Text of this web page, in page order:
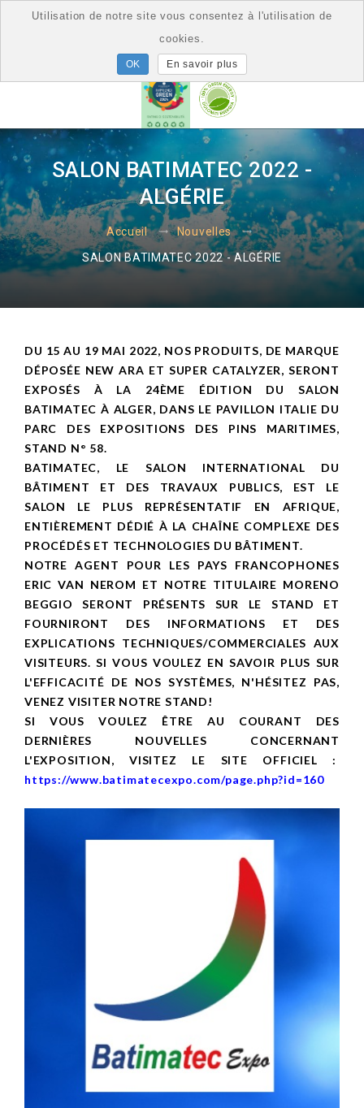
SALON BATIMATEC 2022 -
ALGÉRIE
Accueil Nouvelles
SALON BATIMATEC 2022 - ALGÉRIE
DU 15 AU 19 MAI 2022, NOS PRODUITS, DE MARQUE
DÉPOSÉE NEW ARA ET SUPER CATALYZER, SERONT
EXPOSÉS À LA 24ÈME ÉDITION DU SALON
BATIMATEC À ALGER, DANS LE PAVILLON ITALIE DU
PARC DES EXPOSITIONS DES PINS MARITIMES,
STAND N° 58.
BATIMATEC, LE SALON INTERNATIONAL DU
BÂTIMENT ET DES TRAVAUX PUBLICS, EST LE
SALON LE PLUS REPRÉSENTATIF EN AFRIQUE,
ENTIÈREMENT DÉDIÉ À LA CHAÎNE COMPLEXE DES
PROCÉDÉS ET TECHNOLOGIES DU BÂTIMENT.
NOTRE AGENT POUR LES PAYS FRANCOPHONES
ERIC VAN NEROM ET NOTRE TITULAIRE MORENO
BEGGIO SERONT PRÉSENTS SUR LE STAND ET
FOURNIRONT DES INFORMATIONS ET DES
EXPLICATIONS TECHNIQUES/COMMERCIALES AUX
VISITEURS. SI VOUS VOULEZ EN SAVOIR PLUS SUR
L'EFFICACITÉ DE NOS SYSTÈMES, N'HÉSITEZ PAS,
VENEZ VISITER NOTRE STAND!
SI VOUS VOULEZ ÊTRE AU COURANT DES
DERNIÈRES NOUVELLES CONCERNANT
L'EXPOSITION, VISITEZ LE SITE OFFICIEL :
https://www.batimatecexpo.com/page.php?id=160
Utilisation de notre site vous consentez à l'utilisation de
cookies.
En savoir plus